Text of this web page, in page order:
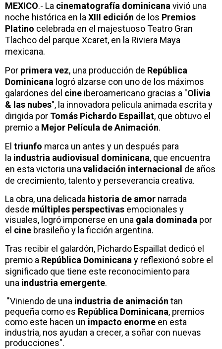
MEXICO.- La cinematografía dominicana vivió una
noche histórica en la XIII edición de los Premios
Platino celebrada en el majestuoso Teatro Gran
Tlachco del parque Xcaret, en la Riviera Maya
mexicana.
Por primera vez, una producción de República
Dominicana logró alzarse con uno de los máximos
galardones del cine iberoamericano gracias a "Olivia
& las nubes", la innovadora película animada escrita y
dirigida por Tomás Pichardo Espaillat, que obtuvo el
premio a Mejor Película de Animación.
El triunfo marca un antes y un después para
la industria audiovisual dominicana, que encuentra
en esta victoria una validación internacional de años
de crecimiento, talento y perseverancia creativa.
La obra, una delicada historia de amor narrada
desde múltiples perspectivas emocionales y
visuales, logró imponerse en una gala dominada por
el cine brasileño y la ficción argentina.
Tras recibir el galardón, Pichardo Espaillat dedicó el
premio a República Dominicana y reflexionó sobre el
significado que tiene este reconocimiento para
una industria emergente.
"Viniendo de una industria de animación tan
pequeña como es República Dominicana, premios
como este hacen un impacto enorme en esta
industria, nos ayudan a crecer, a soñar con nuevas
producciones".